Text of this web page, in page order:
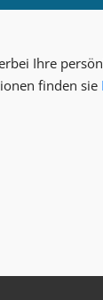
Ihre
finden sie